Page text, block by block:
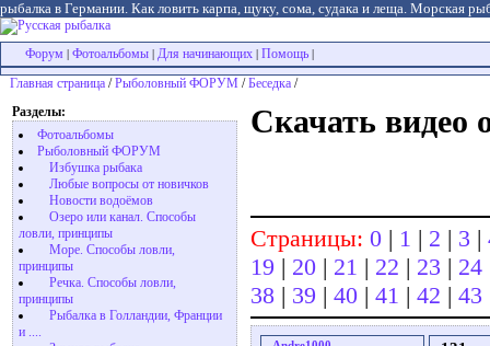
рыбалка в Германии. Как ловить карпа, щуку, сома, судака и леща. Морская
Форум Фотоальбомы Для начинающих Помощь
Главная страница /Рыболовный ФОРУМ /Беседка /
Разделы:
Фотоальбомы
Рыболовный ФОРУМ
Избушка рыбака
Любые вопросы от новичков
Новости водоёмов
Озеро или канал. Способы
ловли, принципы
Море. Способы ловли,
принципы
Речка. Способы ловли,
принципы
Рыбалка в Голландии, Франции
и ....
Скачать видео
Страницы: 0 | 1 | 2 | 3 |
19 | 20 | 21 | 22 | 23 | 24
38 | 39 | 40 | 41 | 42 | 43